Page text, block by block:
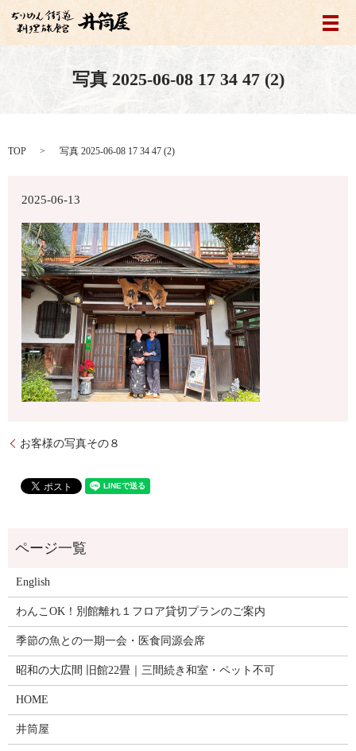
メ
写真 2025-06-08 17 34 47 (2)
TOP 写真 2025-06-08 17 34 47 (2)
2025-06-13
お客様の写真その８
English
わんこOK！別館離れ１フロア貸切プランのご案内
季節の魚との一期一会・医食同源会席
昭和の大広間 旧館22畳｜三間続き和室・ペット不可
HOME
井筒屋